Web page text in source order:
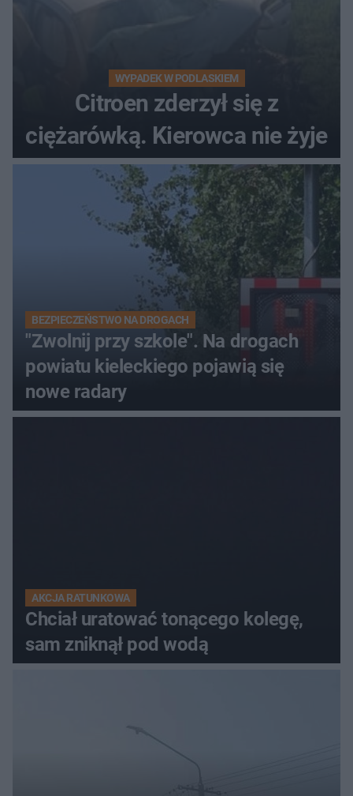
WYPADEK W PODLASKIEM
Citroen zderzył się z
ciężarówką. Kierowca nie żyje
BEZPIECZEŃSTWO NA DROGACH
"Zwolnij przy szkole". Na drogach
powiatu kieleckiego pojawią się
nowe radary
AKCJA RATUNKOWA
Chciał uratować tonącego kolegę,
sam zniknął pod wodą